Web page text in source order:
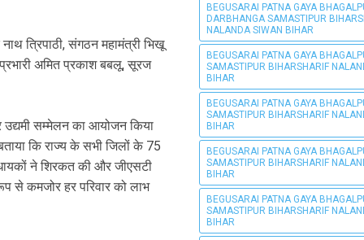
त्रिपाठी, संगठन महामंत्री भिखू
प्रभारी अमित प्रकाश बबलू, सूरज
उद्यमी सम्मेलन का आयोजन किया
कि राज्य के सभी जिलों के 75
ने शिरकत की और जीएसटी
से कमजोर हर परिवार को लाभ
BEGUSARAI PATNA GAYA
DARBHANGA SAMASTIPUR
NALANDA SIWAN BIHAR
BEGUSARAI PATNA GAYA
SAMASTIPUR BIHARSHARIF
BIHAR
BEGUSARAI PATNA GAYA
SAMASTIPUR BIHARSHARIF
BIHAR
BEGUSARAI PATNA GAYA
SAMASTIPUR BIHARSHARIF
BIHAR
BEGUSARAI PATNA GAYA
SAMASTIPUR BIHARSHARIF
BIHAR